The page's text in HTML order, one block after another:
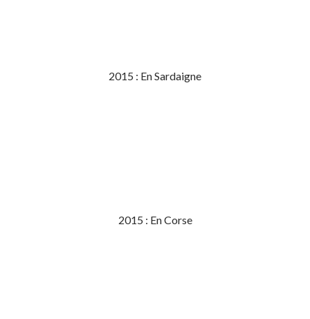
2015 : En Sardaigne
2015 : En Corse